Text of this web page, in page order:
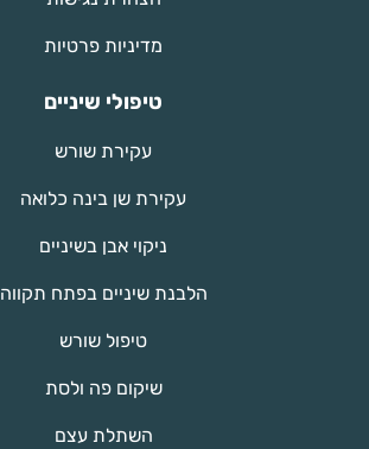
מדיניות פרטיות
טיפולי שיניים
עקירת שורש
עקירת שן בינה כלואה
ניקוי אבן בשיניים
הלבנת שיניים בפתח תקווה
טיפול שורש
שיקום פה ולסת
השתלת עצם